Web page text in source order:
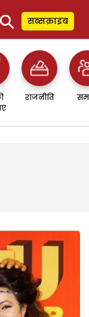
⚲ सब्सक्राइब
राजनीति